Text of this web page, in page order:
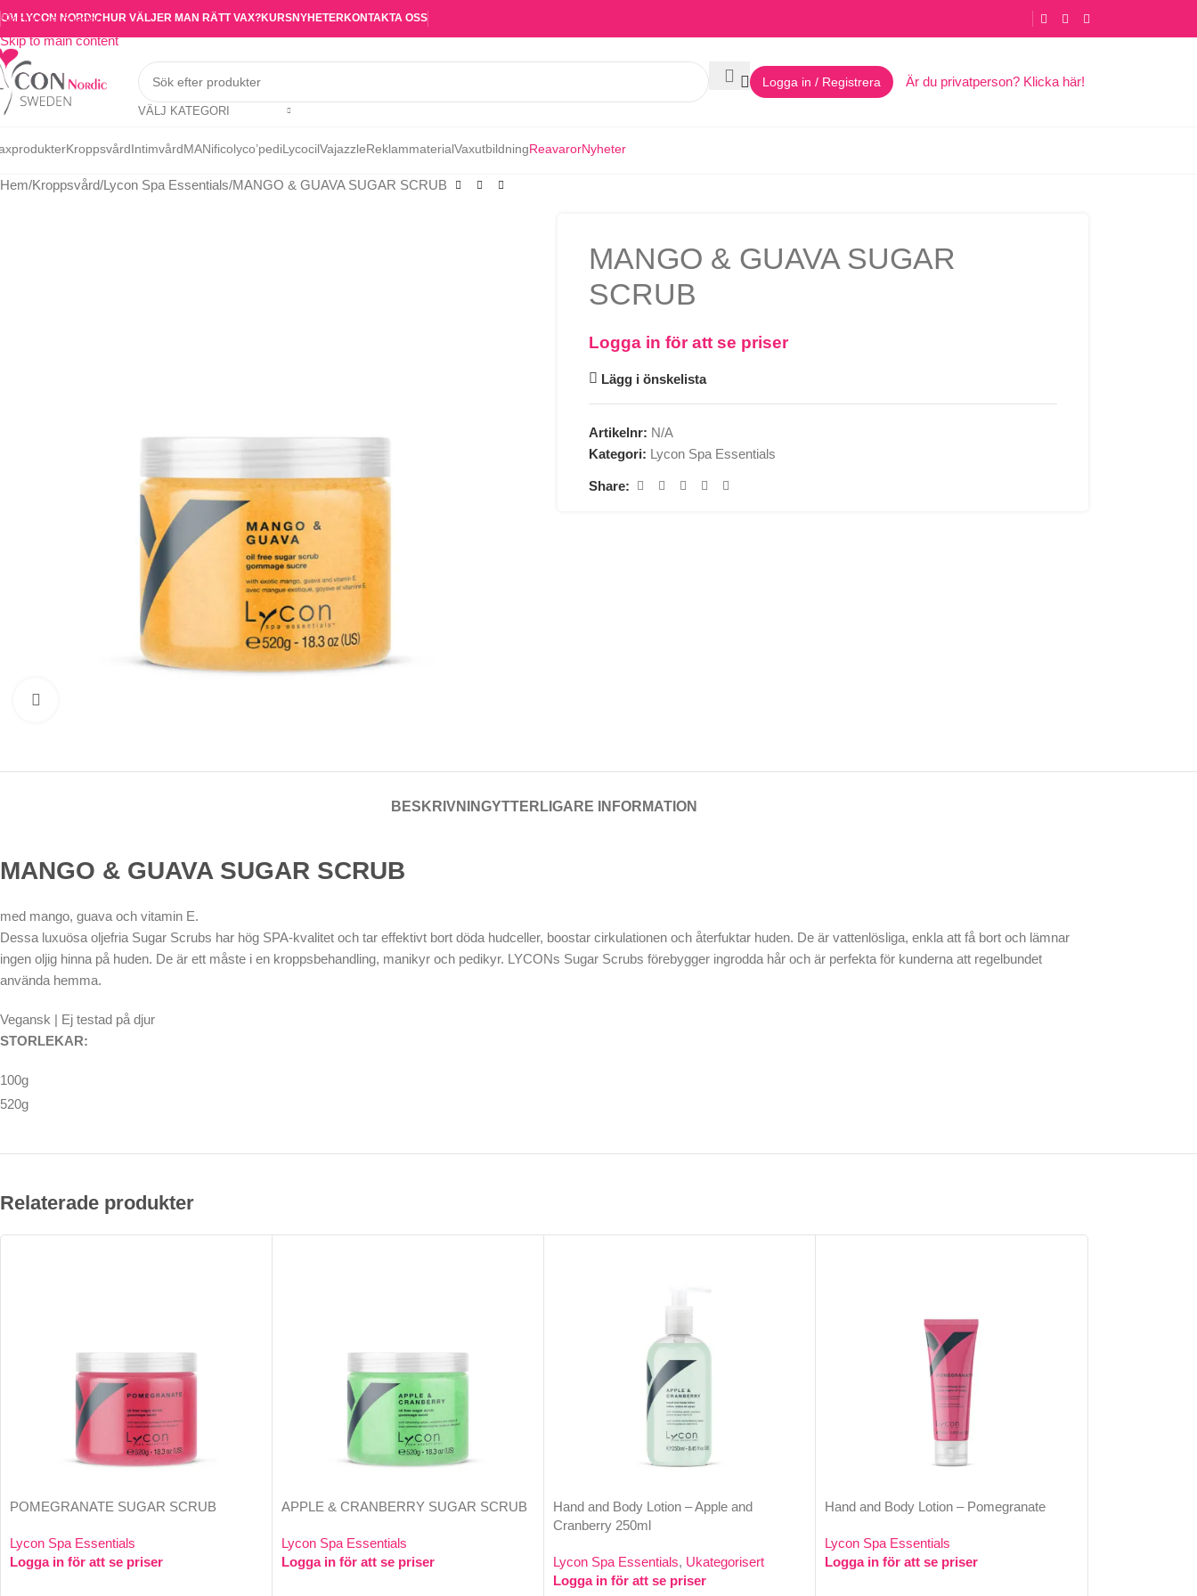
Skip to navigation
Skip to main content
OM LYCON NORDICHUR VÄLJER MAN RÄTT VAX?KURSNYHETERKONTAKTA OSS
VÄLJ KATEGORI
Logga in / Registrera Är du privatperson? Klicka här!
KroppsvårdIntimvårdMANificolyco’pediLycocilVajazzleReklammaterialVaxutbildningReavarorNyheter
Hem Kroppsvård Lycon Spa Essentials MANGO & GUAVA SUGAR SCRUB
MANGO & GUAVA SUGAR
SCRUB
Logga in för att se priser
Lägg i önskelista
Artikelnr: N/A
Kategori: Lycon Spa Essentials
Share:
BESKRIVNINGYTTERLIGARE INFORMATION
MANGO & GUAVA SUGAR SCRUB
med mango, guava och vitamin E.
Dessa luxuösa oljefria Sugar Scrubs har hög SPA-kvalitet och tar effektivt bort döda hudceller, boostar cirkulationen och återfuktar huden. De är vattenlösliga, enkla att få bort och lämnar
ingen oljig hinna på huden. De är ett måste i en kroppsbehandling, manikyr och pedikyr. LYCONs Sugar Scrubs förebygger ingrodda hår och är perfekta för kunderna att regelbundet
använda hemma.
Vegansk | Ej testad på djur
STORLEKAR:
100g
520g
Relaterade produkter
POMEGRANATE SUGAR SCRUB
Lycon Spa Essentials
Logga in för att se priser
APPLE & CRANBERRY SUGAR SCRUB
Lycon Spa Essentials
Logga in för att se priser
Hand and Body Lotion – Apple and
Cranberry 250ml
Lycon Spa Essentials, Ukategorisert
Logga in för att se priser
Hand and Body Lotion – Pomegranate
Lycon Spa Essentials
Logga in för att se priser